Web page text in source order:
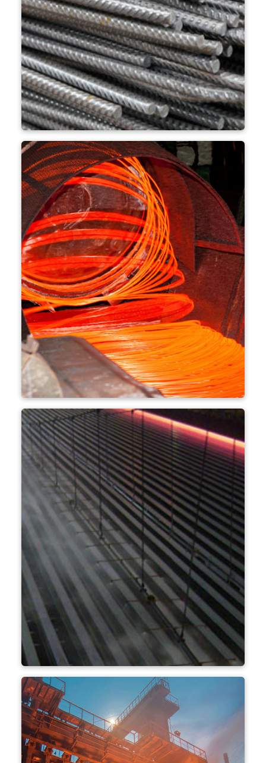
çubuk değirmeni
filmaşin değirmeni
Haddehane soğutma yatağı